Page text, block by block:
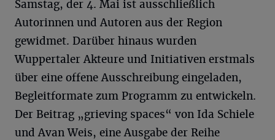
Samstag, der 4. Mai ist ausschließlich
Autorinnen und Autoren aus der Region
gewidmet. Darüber hinaus wurden
Wuppertaler Akteure und Initiativen erstmals
über eine offene Ausschreibung eingeladen,
Begleitformate zum Programm zu entwickeln.
Der Beitrag „grieving spaces“ von Ida Schiele
und Avan Weis, eine Ausgabe der Reihe